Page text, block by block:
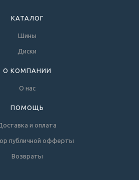
КАТАЛОГ
Шины
Диски
О КОМПАНИИ
О нас
ПОМОЩЬ
и оплата
публичной офферты
Возвраты